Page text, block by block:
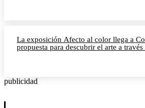
La exposición Afecto al color llega a
propuesta para descubrir el arte a
publicidad